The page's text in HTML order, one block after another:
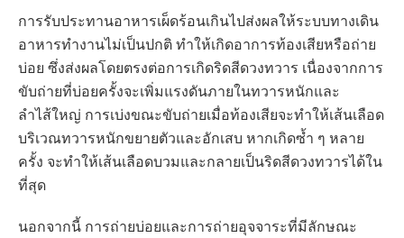
การรับประทานอาหารเผ็ดร้อนเกินไปส่งผลให้ระบบทางเดิน
อาหารทำงานไม่เป็นปกติ ทำให้เกิดอาการท้องเสียหรือถ่าย
บ่อย ซึ่งส่งผลโดยตรงต่อการเกิดริดสีดวงทวาร เนื่องจากการ
ขับถ่ายที่บ่อยครั้งจะเพิ่มแรงดันภายในทวารหนักและ
ลำไส้ใหญ่ การเบ่งขณะขับถ่ายเมื่อท้องเสียจะทำให้เส้นเลือด
บริเวณทวารหนักขยายตัวและอักเสบ หากเกิดซ้ำ ๆ หลาย
ครั้ง จะทำให้เส้นเลือดบวมและกลายเป็นริดสีดวงทวารได้ใน
ที่สุด
นอกจากนี้ การถ่ายบ่อยและการถ่ายอุจจาระที่มีลักษณะ